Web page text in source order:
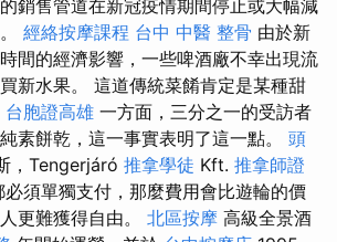
銷售管道在新冠疫情期間停止或大幅減
經絡按摩課程 台中 中醫 整骨 由於新
間的經濟影響，一些啤酒廠不幸出現流
新水果。 這道傳統菜餚肯定是某種甜
台胞證高雄 一方面，三分之一的受訪者
素餅乾，這一事實表明了這一點。 頭
，Tengerjáró 推拿學徒 Kft. 推拿師證
須單獨支付，那麼費用會比遊輪的價
更難獲得自由。 北區按摩 高級全景酒